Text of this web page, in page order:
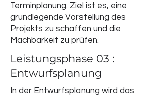
Terminplanung. Ziel ist es, eine
grundlegende Vorstellung des
Projekts zu schaffen und die
Machbarkeit zu prüfen.
Leistungsphase 03 :
Entwurfsplanung
In der Entwurfsplanung wird das